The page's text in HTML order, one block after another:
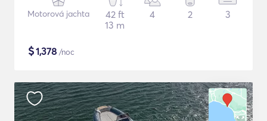
Motorová jachta
42 ft
13 m
4 2 3
$1,378 /noc